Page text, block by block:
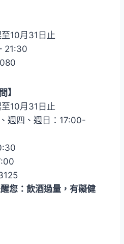
10月31日止
21:30
】
10月31日止
週四、週日：17:00-
您：飲酒過量，有礙健